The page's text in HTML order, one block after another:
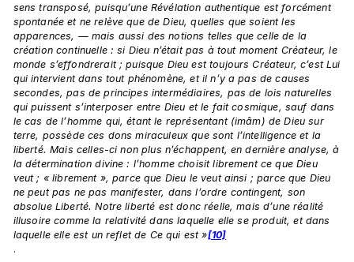
sens transposé, puisqu’une Révélation authentique est forcément
spontanée et ne relève que de Dieu, quelles que soient les
apparences, — mais aussi des notions telles que celle de la
création continuelle : si Dieu n’était pas à tout moment Créateur, le
monde s’effondrerait ; puisque Dieu est toujours Créateur, c’est Lui
qui intervient dans tout phénomène, et il n’y a pas de causes
secondes, pas de principes intermédiaires, pas de lois naturelles
qui puissent s’interposer entre Dieu et le fait cosmique, sauf dans
le cas de l’homme qui, étant le représentant (imâm) de Dieu sur
terre, possède ces dons miraculeux que sont l’intelligence et la
liberté. Mais celles-ci non plus n’échappent, en dernière analyse, à
la détermination divine : l’homme choisit librement ce que Dieu
veut ; « librement », parce que Dieu le veut ainsi ; parce que Dieu
ne peut pas ne pas manifester, dans l’ordre contingent, son
absolue Liberté. Notre liberté est donc réelle, mais d’une réalité
illusoire comme la relativité dans laquelle elle se produit, et dans
laquelle elle est un reflet de Ce qui est »[10]
.